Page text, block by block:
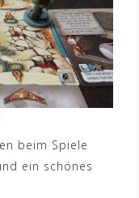
beim Spiele
ein schönes